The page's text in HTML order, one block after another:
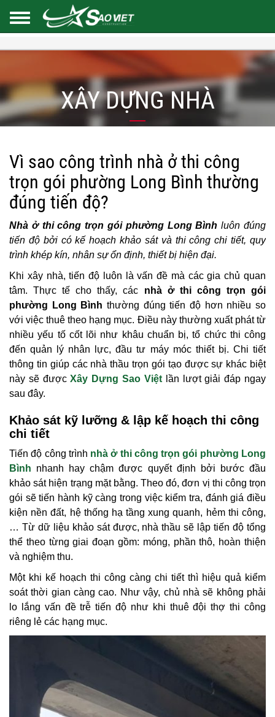
XÂY DỰNG NHÀ
Vì sao công trình nhà ở thi công
trọn gói phường Long Bình thường
đúng tiến độ?
Nhà ở thi công trọn gói phường Long Bình luôn đúng
tiến độ bởi có kế hoạch khảo sát và thi công chi tiết, quy
trình khép kín, nhân sự ổn định, thiết bị hiện đại.
Khi xây nhà, tiến độ luôn là vấn đề mà các gia chủ quan
tâm. Thực tế cho thấy, các nhà ở thi công trọn gói
phường Long Bình thường đúng tiến độ hơn nhiều so
với việc thuê theo hạng mục. Điều này thường xuất phát từ
nhiều yếu tố cốt lõi như khâu chuẩn bị, tổ chức thi công
đến quản lý nhân lực, đầu tư máy móc thiết bị. Chi tiết
thông tin giúp các nhà thầu trọn gói tạo được sự khác biệt
này sẽ đượcXây Dựng Sao Việtlần lượt giải đáp ngay
sau đây.
Khảo sát kỹ lưỡng & lập kế hoạch thi công
chi tiết
Tiến độ công trình nhà ở thi công trọn gói phường Long
Bình nhanh hay chậm được quyết định bởi bước đầu
khảo sát hiện trạng mặt bằng. Theo đó, đơn vị thi công trọn
gói sẽ tiến hành kỹ càng trong việc kiểm tra, đánh giá điều
kiện nền đất, hệ thống hạ tầng xung quanh, hẻm thi công,
… Từ dữ liệu khảo sát được, nhà thầu sẽ lập tiến độ tổng
thể theo từng giai đoạn gồm: móng, phần thô, hoàn thiện
và nghiệm thu.
Một khi kế hoạch thi công càng chi tiết thì hiệu quả kiểm
soát thời gian càng cao. Như vậy, chủ nhà sẽ không phải
lo lắng vấn đề trễ tiến độ như khi thuê đội thợ thi công
riêng lẻ các hạng mục.